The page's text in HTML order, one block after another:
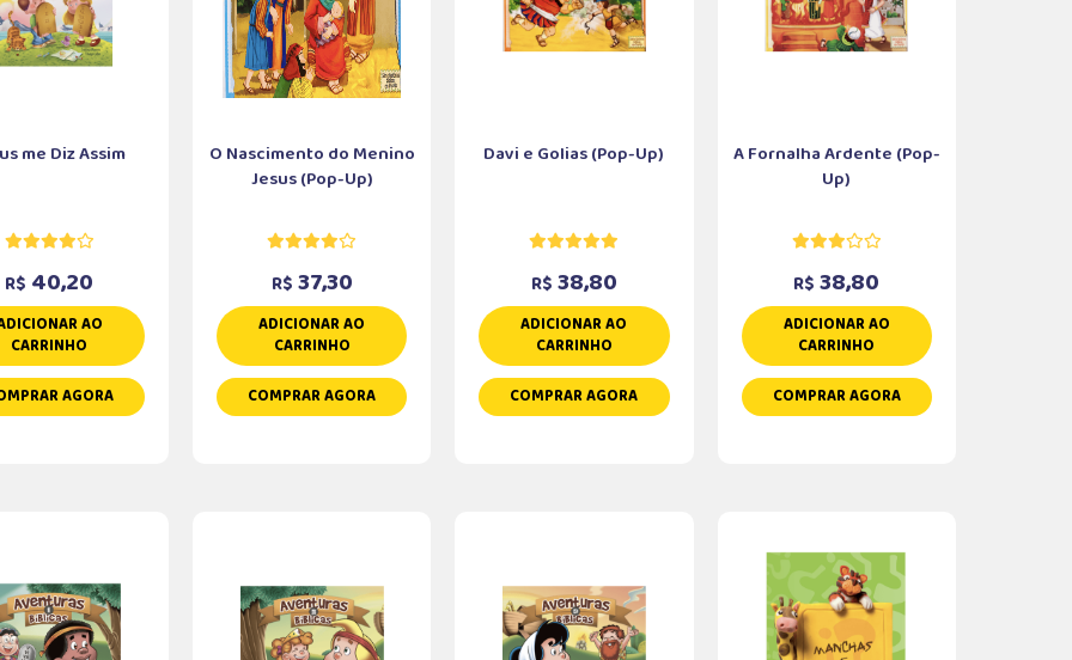
me Diz Assim
R$ 40,20
AO
CARRINHO
AGORA
O Nascimento do Menino
Jesus (Pop-Up)
R$ 37,30
ADICIONAR AO
CARRINHO
COMPRAR AGORA
Davi e Golias (Pop-Up)
R$ 38,80
ADICIONAR AO
CARRINHO
COMPRAR AGORA
A Fornalha Ardente (Pop-
Up)
R$ 38,80
ADICIONAR AO
CARRINHO
COMPRAR AGORA